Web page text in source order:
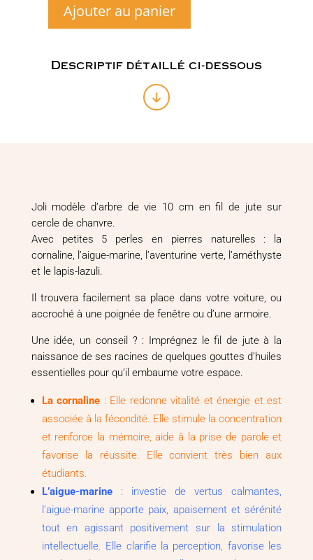
quantitéAjouter au panier
Descriptif détaillé ci-dessous
Joli modèle d’arbre de vie 10 cm en fil de jute sur
cercle de chanvre.
Avec petites 5 perles en pierres naturelles : la
cornaline, l’aigue-marine, l’aventurine verte, l’améthyste
et le lapis-lazuli.
Il trouvera facilement sa place dans votre voiture, ou
accroché à une poignée de fenêtre ou d’une armoire.
Une idée, un conseil ? : Imprégnez le fil de jute à la
naissance de ses racines de quelques gouttes d’huiles
essentielles pour qu’il embaume votre espace.
La cornaline : Elle redonne vitalité et énergie et est
associée à la fécondité. Elle stimule la concentration
et renforce la mémoire, aide à la prise de parole et
favorise la réussite. Elle convient très bien aux
étudiants.
L’aigue-marine: investie de vertus calmantes,
l’aigue-marine apporte paix, apaisement et sérénité
tout en agissant positivement sur la stimulation
intellectuelle. Elle clarifie la perception, favorise les